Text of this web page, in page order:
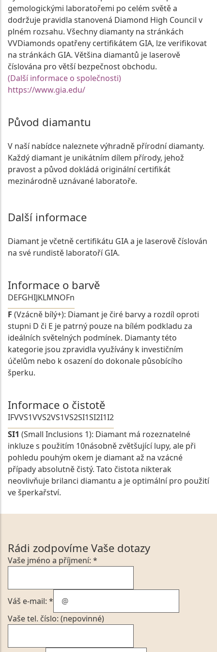
gemologickými laboratořemi po celém světě a
dodržuje pravidla stanovená Diamond High Council v
plném rozsahu. Všechny diamanty na stránkách
VVDiamonds opatřeny certifikátem GIA, lze verifikovat
na stránkách GIA. Většina diamantů je laserově
číslována pro větší bezpečnost obchodu.
(Další informace o společnosti)
https://www.gia.edu/
Původ diamantu
V naší nabídce naleznete výhradně přírodní diamanty.
Každý diamant je unikátním dílem přírody, jehož
pravost a původ dokládá originální certifikát
mezinárodně uznávané laboratoře.
Další informace
Diamant je včetně certifikátu GIA a je laserově číslován
na své rundistě laboratoří GIA.
Informace o barvě
DEFGHIJKLMNOFn
F (Vzácně bílý+): Diamant je čiré barvy a rozdíl oproti
stupni D či E je patrný pouze na bílém podkladu za
ideálních světelných podmínek. Diamanty této
kategorie jsou zpravidla využívány k investičním
účelům nebo k osazení do dokonale působícího
šperku.
Informace o čistotě
IFVVS1VVS2VS1VS2SI1SI2I1I2
SI1 (Small Inclusions 1): Diamant má rozeznatelné
inkluze s použitím 10násobně zvětšující lupy, ale při
pohledu pouhým okem je diamant až na vzácné
případy absolutně čistý. Tato čistota nikterak
neovlivňuje brilanci diamantu a je optimální pro použití
ve šperkařství.
Rádi zodpovíme Vaše dotazy
Vaše jméno a příjmení: *
Váš e-mail: *
Vaše tel. číslo: (nepovinné)